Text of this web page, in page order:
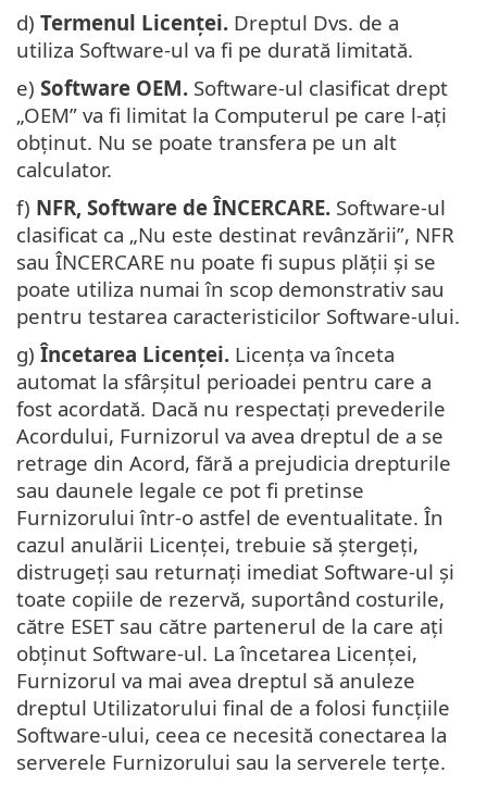
d) Termenul Licenței. Dreptul Dvs. de a
utiliza Software-ul va fi pe durată limitată.
e) Software OEM. Software-ul clasificat drept
„OEM” va fi limitat la Computerul pe care l-ați
obținut. Nu se poate transfera pe un alt
calculator.
f) NFR, Software de ÎNCERCARE. Software-ul
clasificat ca „Nu este destinat revânzării”, NFR
sau ÎNCERCARE nu poate fi supus plății și se
poate utiliza numai în scop demonstrativ sau
pentru testarea caracteristicilor Software-ului.
g) Încetarea Licenței. Licența va înceta
automat la sfârșitul perioadei pentru care a
fost acordată. Dacă nu respectați prevederile
Acordului, Furnizorul va avea dreptul de a se
retrage din Acord, fără a prejudicia drepturile
sau daunele legale ce pot fi pretinse
Furnizorului într-o astfel de eventualitate. În
cazul anulării Licenței, trebuie să ștergeți,
distrugeți sau returnați imediat Software-ul și
toate copiile de rezervă, suportând costurile,
către ESET sau către partenerul de la care ați
obținut Software-ul. La încetarea Licenței,
Furnizorul va mai avea dreptul să anuleze
dreptul Utilizatorului final de a folosi funcțiile
Software-ului, ceea ce necesită conectarea la
serverele Furnizorului sau la serverele terțe.